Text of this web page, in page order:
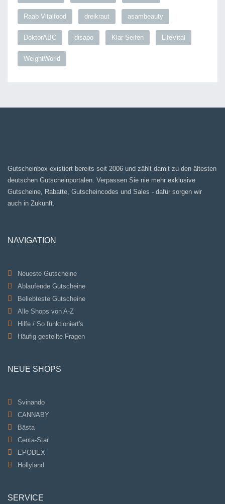
Raab Vitalfood dreikraut asambeauty
DoktorABC disapo Klar Seifen LifeVital
WeightWorld
Gutscheinbox existiert bereits seit 2006 und zählt damit zu den ältesten
deutschen Gutscheinportalen. Verpassen Sie nie mehr exklusive
Gutscheine, Rabatte, Gutscheincodes und Sales - dafür sorgen wir
auch in Zukunft.
NAVIGATION
Neueste Gutscheine
Ablaufende Gutscheine
Beliebteste Gutscheine
Alle Shops von A-Z
Hilfe / So funktioniert's
Häufig gestellte Fragen
NEUE SHOPS
Svinando
CANNABY
Bästa
Centa-Star
EPODEX
Hollyland
SERVICE